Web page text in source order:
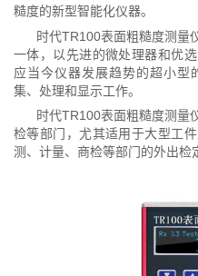
糙度的新型智能化仪器。
时代TR100表面粗糙度测量
一体，以先进的微处理器和优
应当今仪器发展趋势的超小型
集、处理和显示工作。
时代TR100表面粗糙度测量
检等部门，尤其适用于大型工
测、计量、商检等部门的外出检